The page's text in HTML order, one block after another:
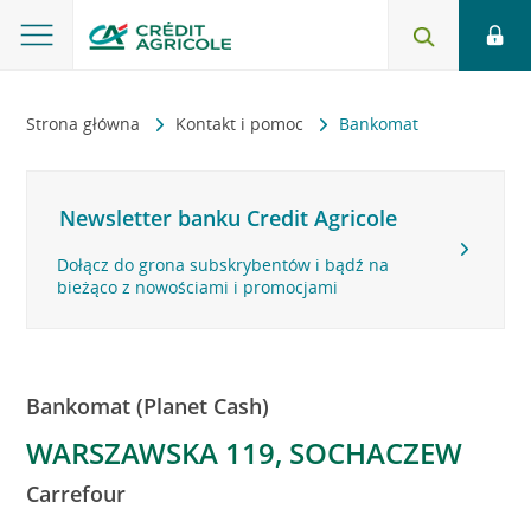
Strona główna Kontakt i pomoc Bankomat
Newsletter banku Credit Agricole
Dołącz do grona subskrybentów i bądź na
bieżąco z nowościami i promocjami
Bankomat (Planet Cash)
WARSZAWSKA 119, SOCHACZEW
Carrefour